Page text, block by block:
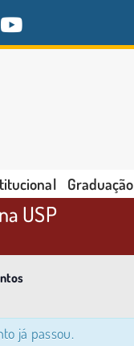
Graduação
USP
já passou.